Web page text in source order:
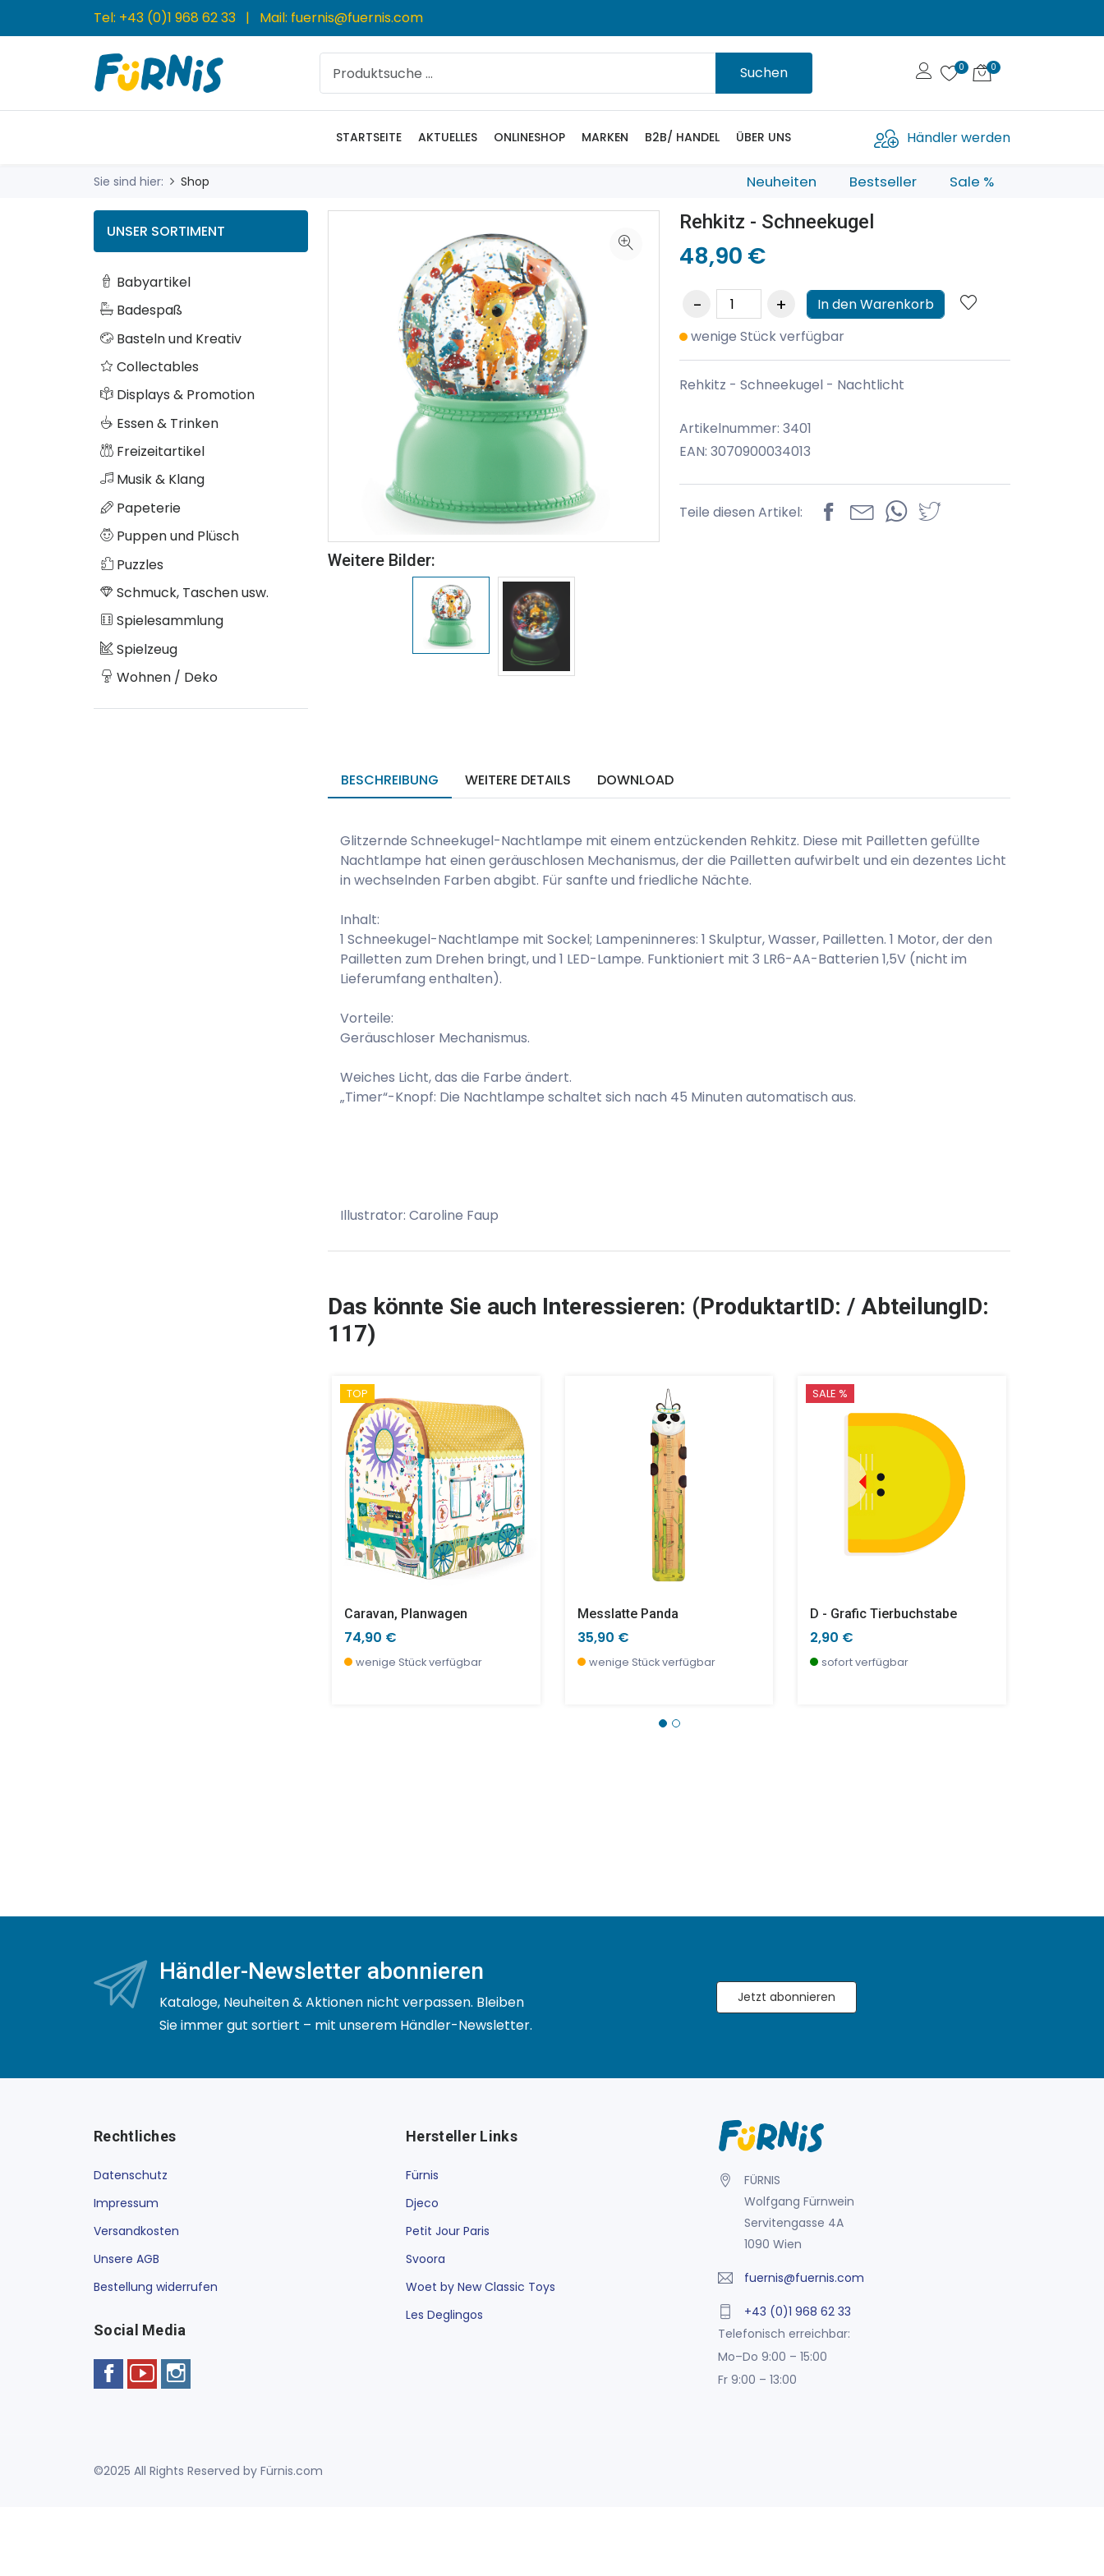
Tel: +43 (0)1 968 62 33 | Mail: fuernis@fuernis.com
Suchen
STARTSEITE AKTUELLES ONLINESHOP MARKEN B2B/ HANDEL ÜBER UNS Händler werden
Sie sind hier: Shop Neuheiten Bestseller Sale %
UNSER SORTIMENT
Babyartikel
Badespaß
Basteln und Kreativ
Collectables
Displays & Promotion
Essen & Trinken
Freizeitartikel
Musik & Klang
Papeterie
Puppen und Plüsch
Puzzles
Schmuck, Taschen usw.
Spielesammlung
Spielzeug
Wohnen / Deko
Weitere Bilder:
Rehkitz - Schneekugel
48,90 €
In den Warenkorb
wenige Stück verfügbar
Rehkitz - Schneekugel - Nachtlicht
Artikelnummer: 3401
EAN: 3070900034013
Teile diesen Artikel:
BESCHREIBUNG WEITERE DETAILS DOWNLOAD
Glitzernde Schneekugel-Nachtlampe mit einem entzückenden Rehkitz. Diese mit Pailletten gefüllte
Nachtlampe hat einen geräuschlosen Mechanismus, der die Pailletten aufwirbelt und ein dezentes Licht
in wechselnden Farben abgibt. Für sanfte und friedliche Nächte.
Inhalt:
1 Schneekugel-Nachtlampe mit Sockel; Lampeninneres: 1 Skulptur, Wasser, Pailletten. 1 Motor, der den
Pailletten zum Drehen bringt, und 1 LED-Lampe. Funktioniert mit 3 LR6-AA-Batterien 1,5V (nicht im
Lieferumfang enthalten).
Vorteile:
Geräuschloser Mechanismus.
Weiches Licht, das die Farbe ändert.
„Timer“-Knopf: Die Nachtlampe schaltet sich nach 45 Minuten automatisch aus.
Illustrator: Caroline Faup
Das könnte Sie auch Interessieren: (ProduktartID: / AbteilungID:
117)
TOP
Caravan, Planwagen
74,90 €
wenige Stück verfügbar
Messlatte Panda
35,90 €
wenige Stück verfügbar
SALE %
D - Grafic Tierbuchstabe
2,90 €
sofort verfügbar
Händler-Newsletter abonnieren
Kataloge, Neuheiten & Aktionen nicht verpassen. Bleiben
Sie immer gut sortiert – mit unserem Händler-Newsletter.
Jetzt abonnieren
Rechtliches
Datenschutz
Impressum
Versandkosten
Unsere AGB
Bestellung widerrufen
Social Media
Hersteller Links
Fürnis
Djeco
Petit Jour Paris
Svoora
Woet by New Classic Toys
Les Deglingos
FÜRNIS
Wolfgang Fürnwein
Servitengasse 4A
1090 Wien
fuernis@fuernis.com
+43 (0)1 968 62 33
Telefonisch erreichbar:
Mo–Do 9:00 – 15:00
Fr 9:00 – 13:00
©2025 All Rights Reserved by Fürnis.com